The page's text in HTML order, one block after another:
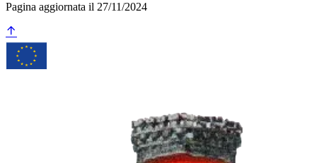
Pagina aggiornata il 27/11/2024